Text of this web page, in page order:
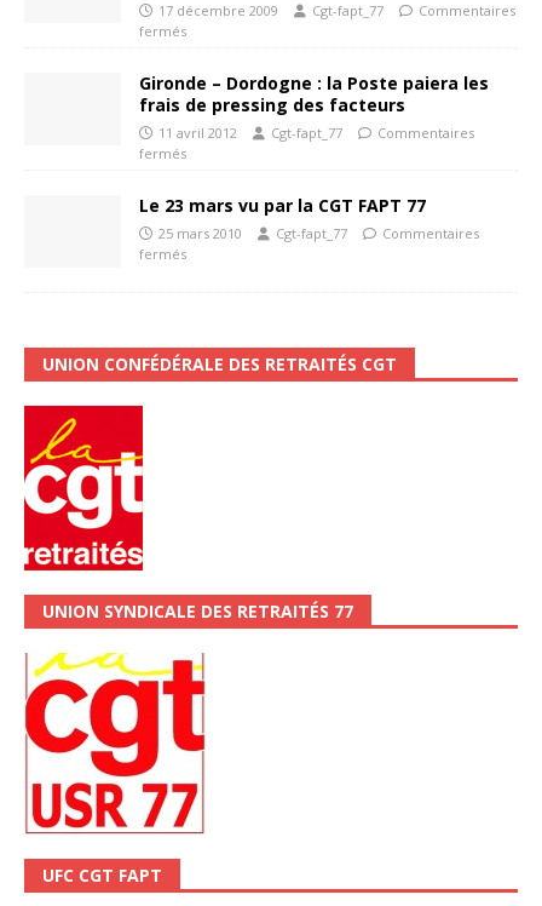
17 décembre 2009 Cgt-fapt_77
Commentaires
fermés
Gironde – Dordogne : la Poste paiera les
frais de pressing des facteurs
11 avril 2012 Cgt-fapt_77
Commentaires
fermés
Le 23 mars vu par la CGT FAPT 77
25 mars 2010 Cgt-fapt_77
Commentaires
fermés
UNION CONFÉDÉRALE DES RETRAITÉS CGT
UNION SYNDICALE DES RETRAITÉS 77
UFC CGT FAPT